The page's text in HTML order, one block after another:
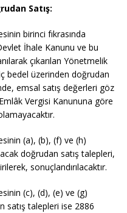
Satış:
birinci fıkrasında
İhale Kanunu ve bu
çıkarılan Yönetmelik
bedel üzerinden doğrudan
emsal satış değerleri göz
Vergisi Kanununa göre
(a), (b), (f) ve (h)
doğrudan satış talepleri,
sonuçlandırılacaktır.
(c), (d), (e) ve (g)
satış talepleri ise 2886